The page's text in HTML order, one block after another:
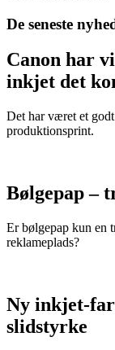
De seneste
Canon har
inkjet det
Det har været et
produktionsprint.
Bølgepap –
Er bølgepap kun en
reklameplads?
Ny inkjet-
slidstyrke